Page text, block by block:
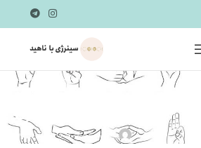
روانشناسی و متافیزیک
مودراها چه چیزی هستند
زندگی دارند؟
ناهید عالم زادهOn فروردین 25, 1403